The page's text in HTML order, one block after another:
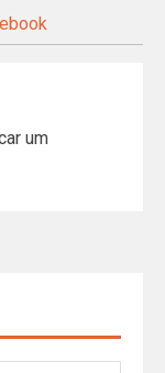
um